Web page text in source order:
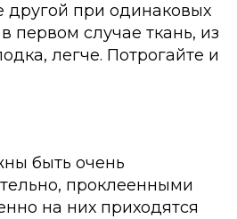
другой при одинаковых
первом случае ткань, из
легче. Потрогайте и
быть очень
проклеенными
на них приходятся